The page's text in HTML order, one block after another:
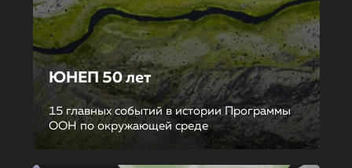
ЮНЕП 50 лет
15 главных событий в истории Программы
ООН по окружающей среде